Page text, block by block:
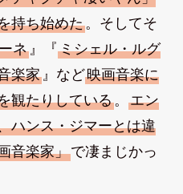
持ち始めた。そしてそ
ネ』『ミシェル・ルグ
楽家』など映画音楽に
観たりしている。 エン
ハンス・ジマーとは違
音楽家」で凄まじかっ